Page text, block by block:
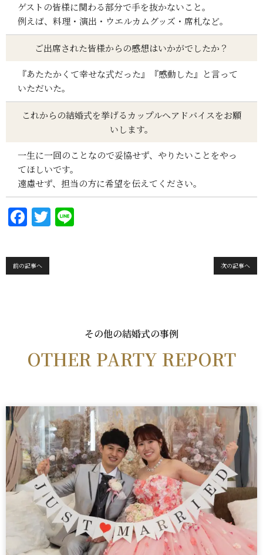
ゲストの皆様に関わる部分で手を抜かないこと。
例えば、料理・演出・ウエルカムグッズ・席札など。
ご出席された皆様からの感想はいかがでしたか？
『あたたかくて幸せな式だった』『感動した』と言って
いただいた。
これからの結婚式を挙げるカップルへアドバイスをお願
いします。
一生に一回のことなので妥協せず、やりたいことをやっ
てほしいです。
遠慮せず、担当の方に希望を伝えてください。
F
a
c
e
k
T
w
前の記事へ 次の記事へ
OTHER PARTY REPORT
その他の結婚式の事例